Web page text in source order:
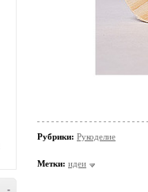
-
Рубрики: Рукоделие
Метки: идеи